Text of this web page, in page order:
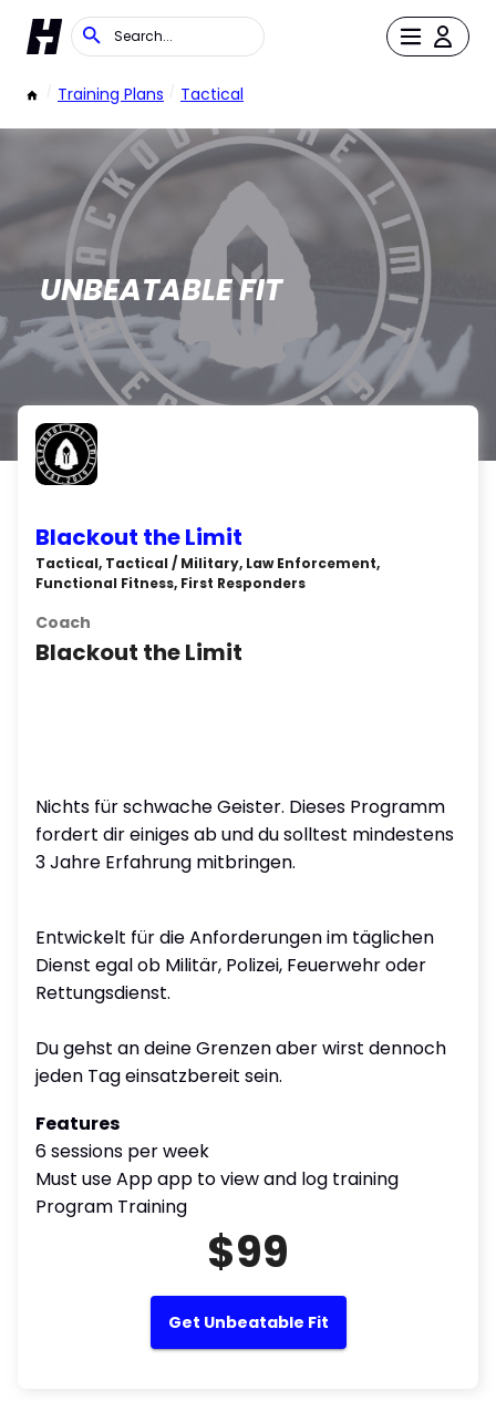
/ Training Plans / Tactical
UNBEATABLE FIT
Blackout the Limit
Tactical, Tactical / Military, Law Enforcement,
Functional Fitness, First Responders
Coach
Blackout the Limit
Nichts für schwache Geister. Dieses Programm
fordert dir einiges ab und du solltest mindestens
3 Jahre Erfahrung mitbringen.
Entwickelt für die Anforderungen im täglichen
Dienst egal ob Militär, Polizei, Feuerwehr oder
Rettungsdienst.
Du gehst an deine Grenzen aber wirst dennoch
jeden Tag einsatzbereit sein.
Features
6 sessions per week
Must use App app to view and log training
Program Training
$99
Get Unbeatable Fit